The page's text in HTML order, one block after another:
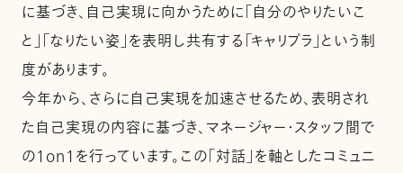
に基づき、自己実現に向かうために「自分のやりたいこ
と」「なりたい姿」を表明し共有する「キャリプラ」という制
度があります。
今年から、さらに自己実現を加速させるため、表明され
た自己実現の内容に基づき、マネージャー・スタッフ間で
の1on1を行っています。この「対話」を軸としたコミュニ